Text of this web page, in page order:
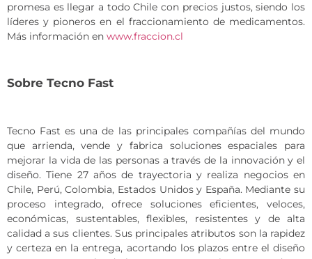
promesa es llegar a todo Chile con precios justos, siendo los
líderes y pioneros en el fraccionamiento de medicamentos.
Más información en www.fraccion.cl
Sobre Tecno Fast
Tecno Fast es una de las principales compañías del mundo
que arrienda, vende y fabrica soluciones espaciales para
mejorar la vida de las personas a través de la innovación y el
diseño. Tiene 27 años de trayectoria y realiza negocios en
Chile, Perú, Colombia, Estados Unidos y España. Mediante su
proceso integrado, ofrece soluciones eficientes, veloces,
económicas, sustentables, flexibles, resistentes y de alta
calidad a sus clientes. Sus principales atributos son la rapidez
y certeza en la entrega, acortando los plazos entre el diseño